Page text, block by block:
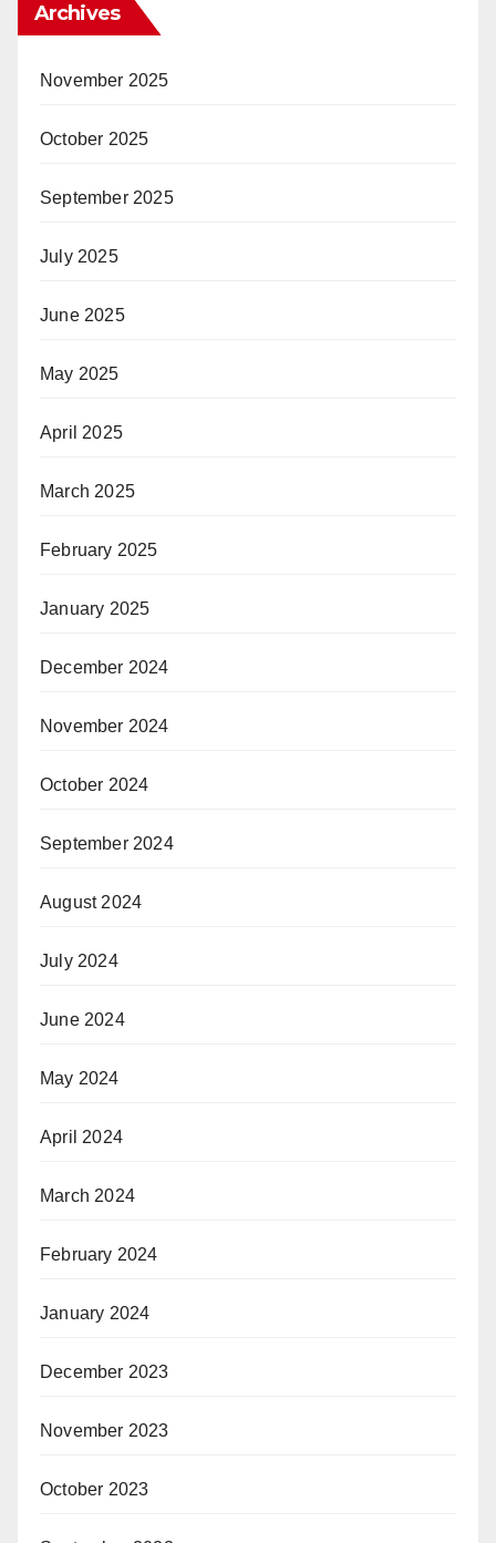
Archives
November 2025
October 2025
September 2025
July 2025
June 2025
May 2025
April 2025
March 2025
February 2025
January 2025
December 2024
November 2024
October 2024
September 2024
August 2024
July 2024
June 2024
May 2024
April 2024
March 2024
February 2024
January 2024
December 2023
November 2023
October 2023